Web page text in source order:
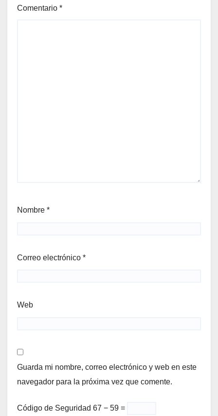
Comentario *
Nombre *
Correo electrónico *
Web
Guarda mi nombre, correo electrónico y web en este
navegador para la próxima vez que comente.
Código de Seguridad 67 − 59 =